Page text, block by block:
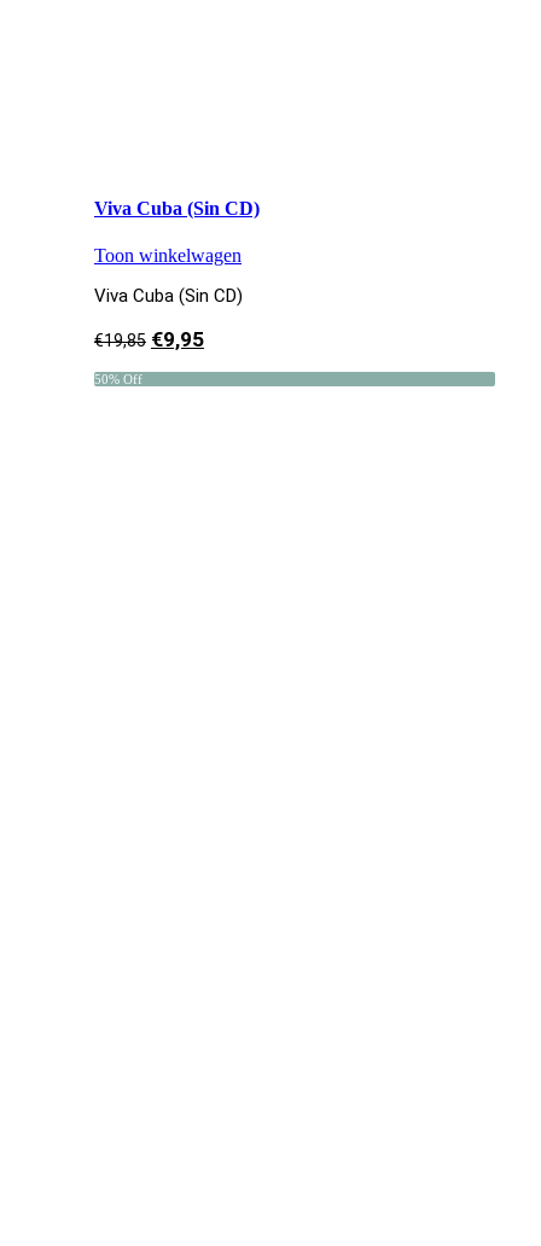
Viva Cuba (Sin CD)
Toon winkelwagen
Viva Cuba (Sin CD)
€19,85 €9,95
50% Off